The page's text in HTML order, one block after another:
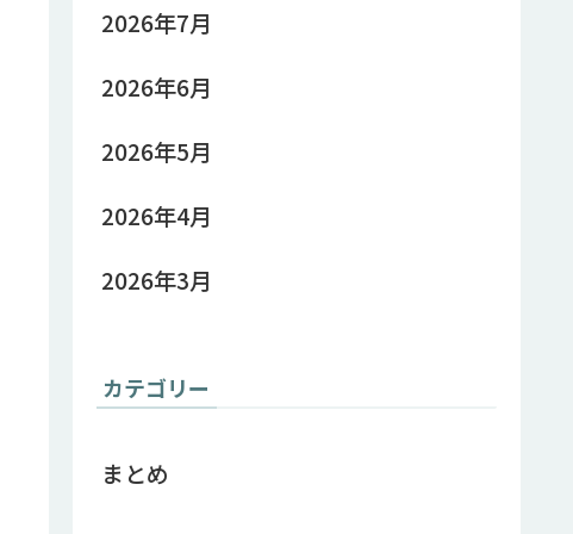
2026年7月
2026年6月
2026年5月
2026年4月
2026年3月
カテゴリー
まとめ